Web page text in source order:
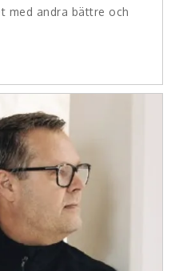
med andra bättre och